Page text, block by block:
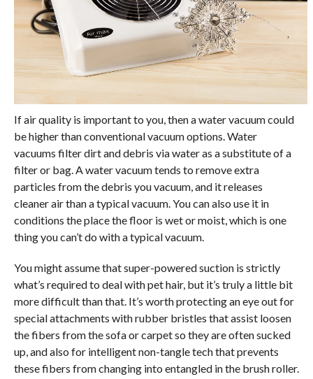
If air quality is important to you, then a water vacuum could
be higher than conventional vacuum options. Water
vacuums filter dirt and debris via water as a substitute of a
filter or bag. A water vacuum tends to remove extra
particles from the debris you vacuum, and it releases
cleaner air than a typical vacuum. You can also use it in
conditions the place the floor is wet or moist, which is one
thing you can’t do with a typical vacuum.
You might assume that super-powered suction is strictly
what’s required to deal with pet hair, but it’s truly a little bit
more difficult than that. It’s worth protecting an eye out for
special attachments with rubber bristles that assist loosen
the fibers from the sofa or carpet so they are often sucked
up, and also for intelligent non-tangle tech that prevents
these fibers from changing into entangled in the brush roller.